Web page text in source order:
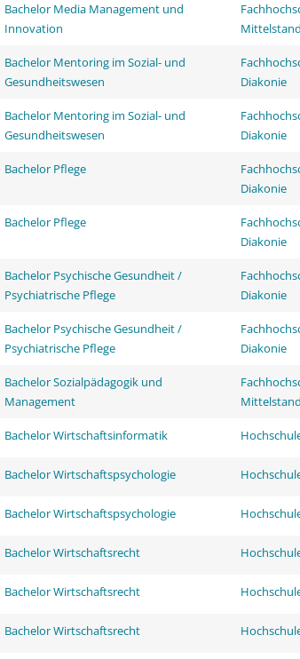
Bachelor Media Management und
Innovation
Bachelor Mentoring im Sozial- und
Gesundheitswesen
Diakonie
Bachelor Mentoring im Sozial- und
Gesundheitswesen
Diakonie
Bachelor Pflege
Diakonie
Bachelor Pflege
Diakonie
Bachelor Psychische Gesundheit /
Psychiatrische Pflege
Diakonie
Bachelor Psychische Gesundheit /
Psychiatrische Pflege
Diakonie
Bachelor Sozialpädagogik und
Management
Bachelor Wirtschaftsinformatik
Bachelor Wirtschaftspsychologie
Bachelor Wirtschaftspsychologie
Bachelor Wirtschaftsrecht
Bachelor Wirtschaftsrecht
Bachelor Wirtschaftsrecht